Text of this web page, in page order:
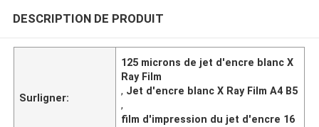
DESCRIPTION DE PRODUIT
Surligner:
125 microns de jet d'encre blanc X
Ray Film
, Jet d'encre blanc X Ray Film A4 B5
,
film d'impression du jet d'encre 16